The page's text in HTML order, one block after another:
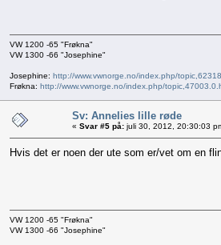
VW 1200 -65 "Frøkna"
VW 1300 -66 "Josephine"
Josephine: http://www.vwnorge.no/index.php/
Frøkna: http://www.vwnorge.no/index.php/
Sv: Annelies lille røde
« Svar #5 på: juli 30, 2012, 20:30:03
Hvis det er noen der ute som er/vet om en
VW 1200 -65 "Frøkna"
VW 1300 -66 "Josephine"